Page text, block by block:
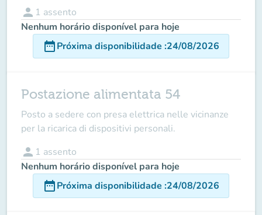
person 1 assento
Nenhum horário disponível para hoje
date_rangePróxima disponibilidade :24/08/2026
Postazione alimentata 54
Posto a sedere con presa elettrica nelle vicinanze
per la ricarica di dispositivi personali.
person 1 assento
Nenhum horário disponível para hoje
date_rangePróxima disponibilidade :24/08/2026